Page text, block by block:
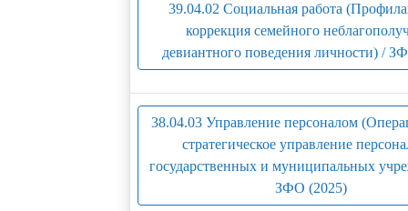
39.04.02 Социальная работа
коррекция семейного
девиантного поведения личности) /
38.04.03 Управление персоналом
стратегическое управление
государственных и муниципальных
ЗФО (2025)